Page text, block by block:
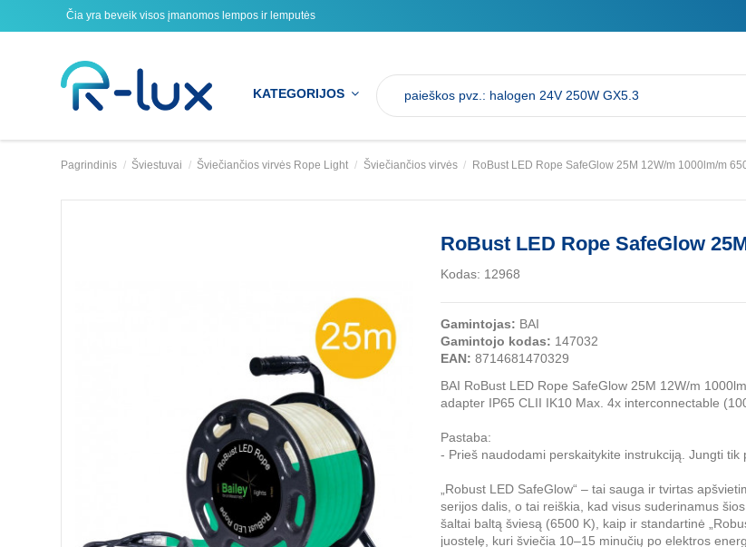
Čia yra beveik visos įmanomos lempos ir lemputės
KATEGORIJOS
Pagrindinis Šviestuvai Šviečiančios virvės Rope Light Šviečiančios virvės RoBust LED Rope SafeGlow 25M 12W/m 1000lm/m
RoBust LED Rope SafeGlow
Kodas: 12968
Gamintojas: BAI
Gamintojo kodas: 147032
EAN: 8714681470329
BAI RoBust LED Rope SafeGlow 25M 12W/m
adapter IP65 CLII IK10 Max. 4x interconnectable
Pastaba:
- Prieš naudodami perskaitykite instrukciją. Jungti tik
„Robust LED SafeGlow“ – tai sauga ir tvirtas
serijos dalis, o tai reiškia, kad visus suderinamus
šaltai baltą šviesą (6500 K), kaip ir standartinė
juostelę, kuri šviečia 10–15 minučių po elektros